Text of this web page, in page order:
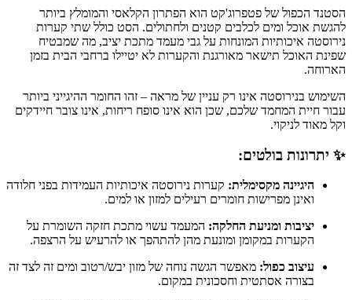
הסטנד הכפול של פטפרוג'קט הוא הפתרון הקלאסי והמומלץ ביותר
להגשת אוכל ומים לכלבים קטנים ולחתולים. הסט כולל שתי קערות
נירוסטה איכותיות המונחות על גבי מעמד מתכת יציב, מה שמבטיח
שפינת האוכל תישאר מאורגנת והקערות לא יטיילו ברחבי הבית בזמן
הארוחה.
השימוש בנירוסטה אינו רק עניין של מראה – זהו החומר ההיגייני ביותר
עבור חיית המחמד שלכם, שכן הוא אינו סופח ריחות, אינו צובר חיידקים
וקל מאוד לניקוי.
✨ יתרונות בולטים:
היגיינה מקסימלית: קערות נירוסטה איכותיות העמידות בפני חלודה
ואינן מפרישות חומרים רעילים למזון או למים.
יציבות ומניעת החלקה: המעמד עשוי מתכת חזקה השומרת על
הקערות במקומן ומונעת מהן להתהפך או להרעיש על הרצפה.
עיצוב כפול: מאפשר הגשה נוחה של מזון יבש/רטוב ומים זה לצד זה
בצורה אסתטית וחסכונית במקום.